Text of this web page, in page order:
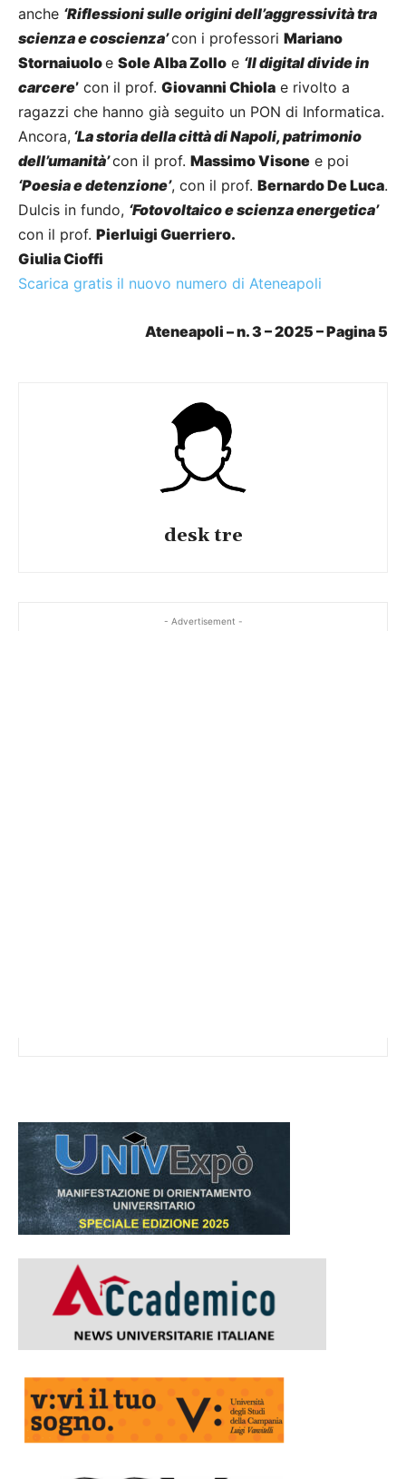
anche ‘Riflessioni sulle origini dell’aggressività tra
scienza e coscienza’con i professori Mariano
Stornaiuoloe Sole Alba Zollo e ‘Il digital divide in
carcere’ con il prof. Giovanni Chiola e rivolto a
ragazzi che hanno già seguito un PON di Informatica.
Ancora, ‘La storia della città di Napoli, patrimonio
dell’umanità’con il prof. Massimo Visone e poi
‘Poesia e detenzione’, con il prof. Bernardo De Luca.
Dulcis in fundo, ‘Fotovoltaico e scienza energetica’
con il prof. Pierluigi Guerriero.
Giulia Cioffi
Scarica gratis il nuovo numero di Ateneapoli
Ateneapoli – n. 3 – 2025 – Pagina 5
desk tre
- Advertisement -